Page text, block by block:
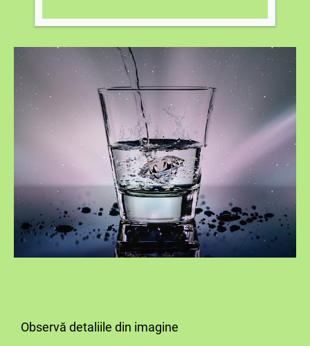
Observă detaliile din imagine